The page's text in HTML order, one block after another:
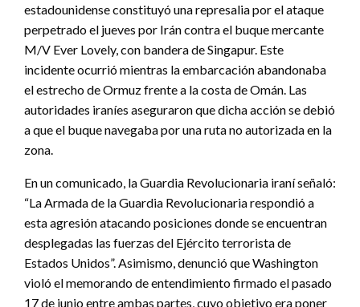
estadounidense constituyó una represalia por el ataque
perpetrado el jueves por Irán contra el buque mercante
M/V Ever Lovely, con bandera de Singapur. Este
incidente ocurrió mientras la embarcación abandonaba
el estrecho de Ormuz frente a la costa de Omán. Las
autoridades iraníes aseguraron que dicha acción se debió
a que el buque navegaba por una ruta no autorizada en la
zona.
En un comunicado, la Guardia Revolucionaria iraní señaló:
“La Armada de la Guardia Revolucionaria respondió a
esta agresión atacando posiciones donde se encuentran
desplegadas las fuerzas del Ejército terrorista de
Estados Unidos”. Asimismo, denunció que Washington
violó el memorando de entendimiento firmado el pasado
17 de junio entre ambas partes, cuyo objetivo era poner